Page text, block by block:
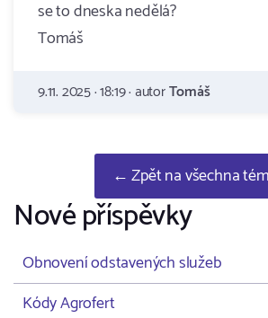
se to dneska nedělá?
Tomáš
9.11. 2025 · 18:19 · autorTomáš
← Zpět na všechna
Nové příspěvky
Obnovení odstavených služeb
Kódy Agrofert